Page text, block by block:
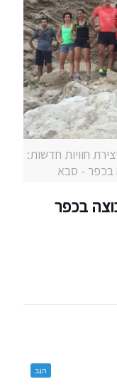
חוויות חדשות:
בכפר - סבא
בכפר
הגב